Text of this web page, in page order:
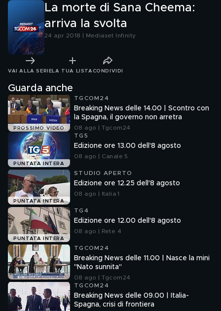
La morte di Sana Cheema:
arriva la svolta
24 apr 2018 | Mediaset Infinity
VAI ALLA SERIE LA TUA LISTA CONDIVIDI
Guarda anche
PROSSIMO VIDEO
TGCOM24
Breaking News delle 14.00 | Scontro con
la Spagna, il governo non arretra
08 ago | Tgcom24
PUNTATA INTERA
TG5
Edizione ore 13.00 dell'8 agosto
08 ago | Canale 5
PUNTATA INTERA
STUDIO APERTO
Edizione ore 12.25 dell'8 agosto
08 ago | Italia 1
PUNTATA INTERA
TG4
Edizione ore 12.00 dell'8 agosto
08 ago | Rete 4
TGCOM24
Breaking News delle 11.00 | Nasce la mini
"Nato sunnita"
08 ago | Tgcom24
TGCOM24
Breaking News delle 09.00 | Italia-
Spagna, crisi di frontiera